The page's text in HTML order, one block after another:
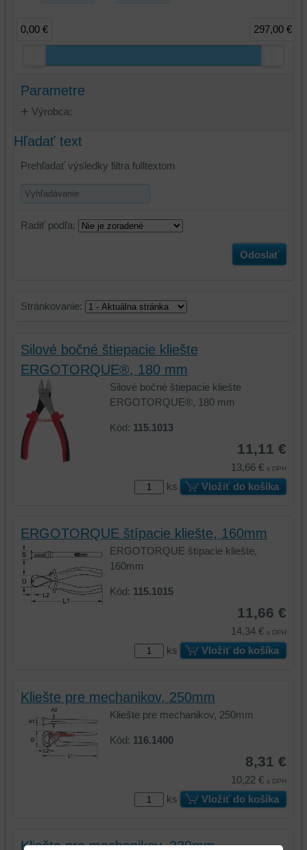
0,00 € 297,00 €
Parametre
Výrobca:
Hľadať text
Prehľadať výsledky filtra fulltextom
Radiť podľa:
Odoslať
Stránkovanie:
Silové bočné štiepacie kliešte
ERGOTORQUE®, 180 mm
Silové bočné štiepacie kliešte
ERGOTORQUE®, 180 mm
Kód: 115.1013
11,11 €
13,66 € s DPH
ks Vložiť do košíka
ERGOTORQUE štípacie kliešte, 160mm
ERGOTORQUE štípacie kliešte,
160mm
Kód: 115.1015
11,66 €
14,34 € s DPH
ks Vložiť do košíka
Kliešte pre mechanikov, 250mm
Kliešte pre mechanikov, 250mm
Kód: 116.1400
8,31 €
10,22 € s DPH
ks Vložiť do košíka
Kliešte pre mechanikov, 220mm